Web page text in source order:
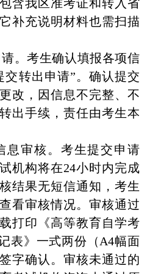
含我区准考证和转入省
补充说明材料也需扫描
。考生确认填报各项信
交转出申请”。确认提交
改，因信息不完整、不
出手续，责任由考生本
息审核。考生提交申请
机构将在24小时内完成
结果无短信通知，考生
看审核情况。审核通过
打印《高等教育自学考
表》一式两份（ A4幅面
字确认。审核未通过的